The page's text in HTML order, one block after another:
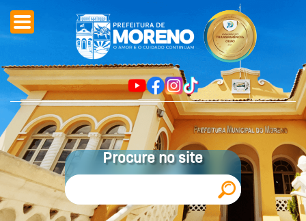
Procure no site